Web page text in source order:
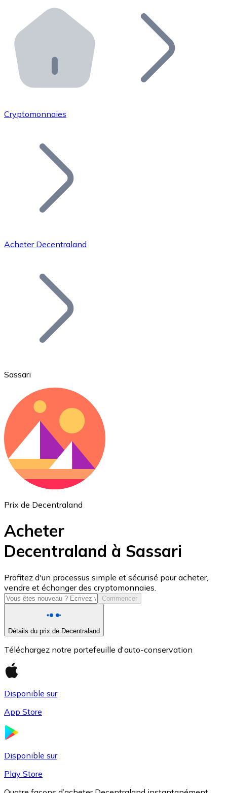
Distributeurs automatiques Bitnovo
Intégrez un ATM Bitnovo dans votre entreprise et
API Bitnovo
Intégrez notre API dans votre écosystème.
Rejoignez notre réseau de distributeurs et
Ajoutez le token de votre projet à notre service
Bitcoin
Ethereum
USD Coin
USDC
Cryptomonnaies
Acheter Decentraland
Sassari
Prix de Decentraland
Acheter
Decentraland à Sassari
Profitez d'un processus simple et sécurisé pour acheter,
vendre et échanger des cryptomonnaies.
Commencer
Détails du prix de Decentraland
Téléchargez notre portefeuille d'auto-conservation
Disponible sur
App Store
Disponible sur
Play Store